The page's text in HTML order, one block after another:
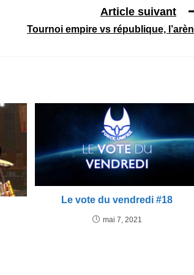
Article suivant
Tournoi empire vs république,
Le vote du vendredi #18
mai 7, 2021